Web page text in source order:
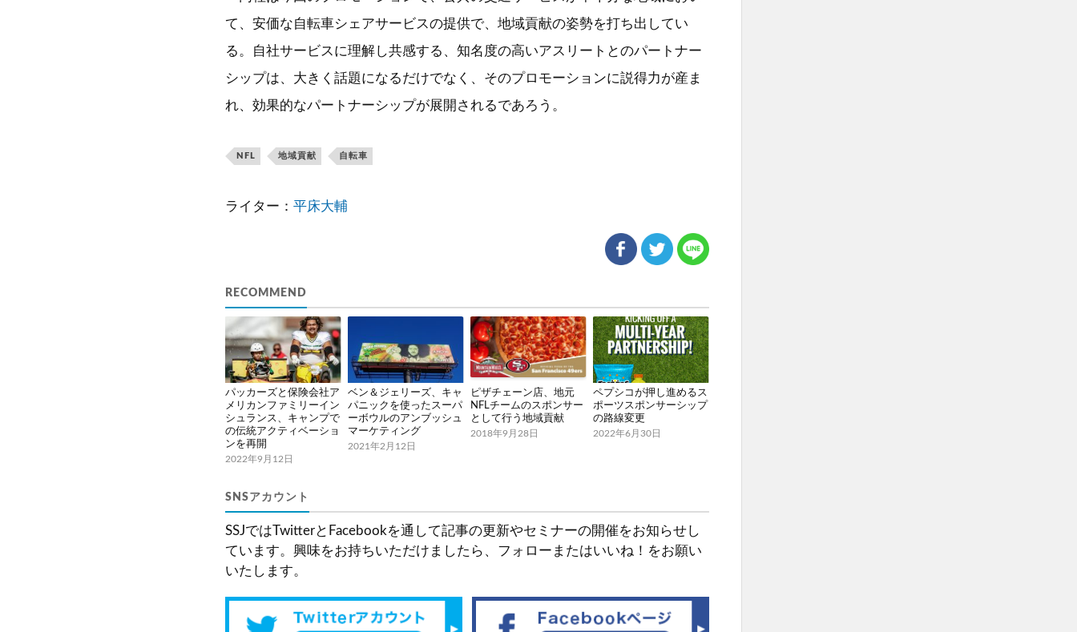
て、安価な自転車シェアサービスの提供で、地域貢献の姿勢を打ち出してい
る。自社サービスに理解し共感する、知名度の高いアスリートとのパートナー
シップは、大きく話題になるだけでなく、そのプロモーションに説得力が産ま
れ、効果的なパートナーシップが展開されるであろう。
NFL 地域貢献 自転車
ライター： 平床大輔
RECOMMEND
2022年9月12日
パッカーズと保険会社ア
メリカンファミリーイン
シュランス、キャンプで
の伝統アクティベーショ
ンを再開
2021年2月12日
ベン＆ジェリーズ、キャ
パニックを使ったスーパ
ーボウルのアンブッシュ
マーケティング
2018年9月28日
ピザチェーン店、地元
NFLチームのスポンサー
として行う地域貢献
2022年6月30日
ペプシコが押し進めるス
ポーツスポンサーシップ
の路線変更
SNSアカウント
SSJではTwitterとFacebookを通して記事の更新やセミナーの開催をお知らせし
ています。興味をお持ちいただけましたら、フォローまたはいいね！をお願い
いたします。